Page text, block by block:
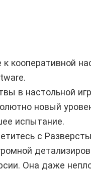
кооперативной
в настольной
новый
испытание.
с
Она даже